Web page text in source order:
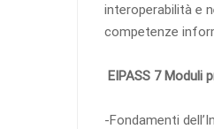
interoperabilità e
competenze
EIPASS 7 Moduli
-Fondamenti